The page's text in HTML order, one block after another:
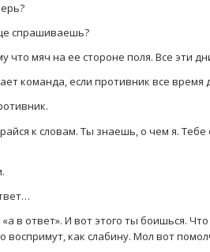
спрашиваешь?
что мяч на ее стороне поля. Все эти
команда, если противник все время
к словам. Ты знаешь, о чем я.
в ответ». И вот этого ты боишься.
воспримут, как слабину. Мол вот